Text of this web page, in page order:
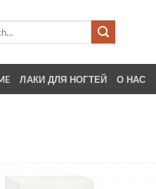
ЛАКИ ДЛЯ НОГТЕЙ О НАС